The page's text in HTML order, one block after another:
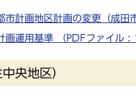
計画地区計画の変更（成田
運用基準 （PDFファイル :
央地区）